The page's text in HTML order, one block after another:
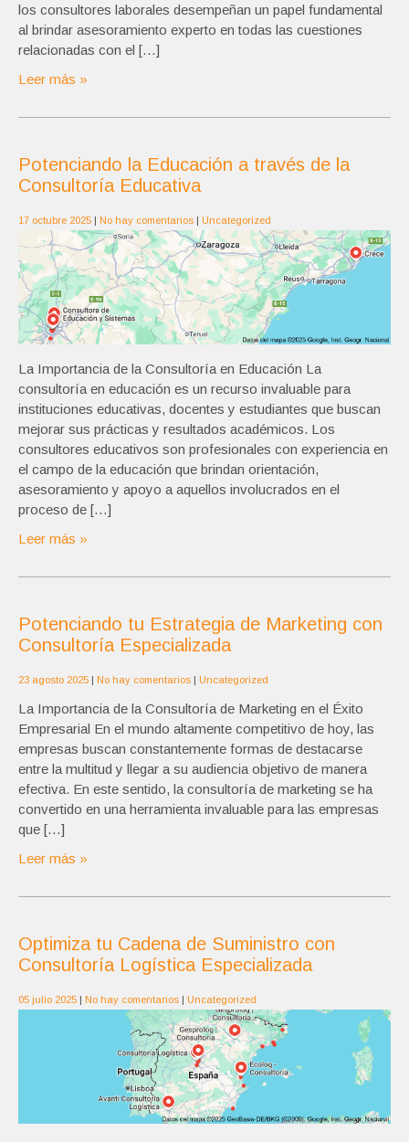
los consultores laborales desempeñan un papel fundamental
al brindar asesoramiento experto en todas las cuestiones
relacionadas con el […]
Leer más »
Potenciando la Educación a través de la
Consultoría Educativa
17 octubre 2025 | No hay comentarios | Uncategorized
La Importancia de la Consultoría en Educación La
consultoría en educación es un recurso invaluable para
instituciones educativas, docentes y estudiantes que buscan
mejorar sus prácticas y resultados académicos. Los
consultores educativos son profesionales con experiencia en
el campo de la educación que brindan orientación,
asesoramiento y apoyo a aquellos involucrados en el
proceso de […]
Leer más »
Potenciando tu Estrategia de Marketing con
Consultoría Especializada
23 agosto 2025 | No hay comentarios | Uncategorized
La Importancia de la Consultoría de Marketing en el Éxito
Empresarial En el mundo altamente competitivo de hoy, las
empresas buscan constantemente formas de destacarse
entre la multitud y llegar a su audiencia objetivo de manera
efectiva. En este sentido, la consultoría de marketing se ha
convertido en una herramienta invaluable para las empresas
que […]
Leer más »
Optimiza tu Cadena de Suministro con
Consultoría Logística Especializada
05 julio 2025 | No hay comentarios | Uncategorized